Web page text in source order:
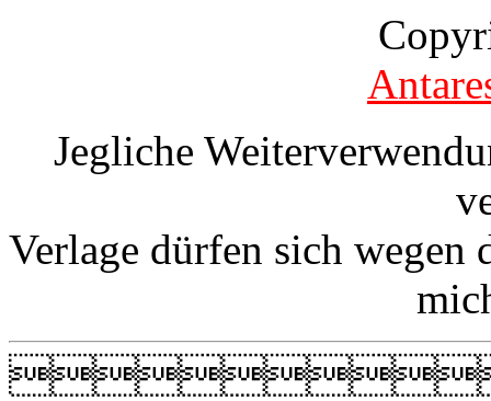
Jegliche
Verlage dürfen sich wegen